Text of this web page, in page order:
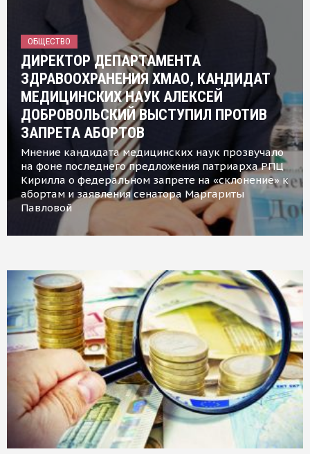
ОБЩЕСТВО
ДИРЕКТОР ДЕПАРТАМЕНТА
ЗДРАВООХРАНЕНИЯ ХМАО, КАНДИДАТ
МЕДИЦИНСКИХ НАУК АЛЕКСЕЙ
ДОБРОВОЛЬСКИЙ ВЫСТУПИЛ ПРОТИВ
ЗАПРЕТА АБОРТОВ
Мнение кандидата медицинских наук прозвучало
на фоне последнего предложения патриарха РПЦ
Кирилла о федеральном запрете на «склонение» к
абортам и заявления сенатора Маргариты
Павловой